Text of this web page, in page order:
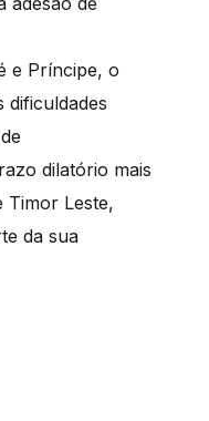
e Príncipe, o
dificuldades
dilatório mais
Timor Leste,
da sua